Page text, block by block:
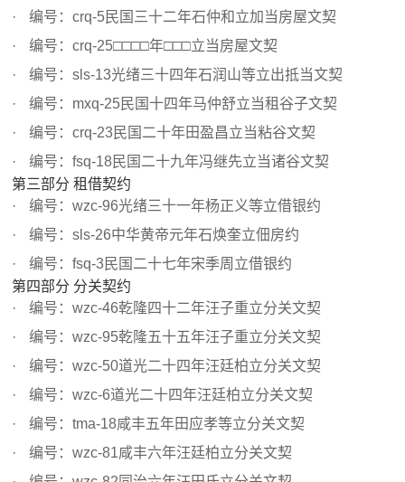
编号：crq-5民国三十二年石仲和立加当房屋文契
编号：crq-25□□□□年□□□立当房屋文契
编号：sls-13光绪三十四年石润山等立出抵当文契
编号：mxq-25民国十四年马仲舒立当租谷子文契
编号：crq-23民国二十年田盈昌立当粘谷文契
编号：fsq-18民国二十九年冯继先立当诸谷文契
第三部分 租借契约
编号：wzc-96光绪三十一年杨正义等立借银约
编号：sls-26中华黄帝元年石焕奎立佃房约
编号：fsq-3民国二十七年宋季周立借银约
第四部分 分关契约
编号：wzc-46乾隆四十二年汪子重立分关文契
编号：wzc-95乾隆五十五年汪子重立分关文契
编号：wzc-50道光二十四年汪廷柏立分关文契
编号：wzc-6道光二十四年汪廷柏立分关文契
编号：tma-18咸丰五年田应孝等立分关文契
编号：wzc-81咸丰六年汪廷柏立分关文契